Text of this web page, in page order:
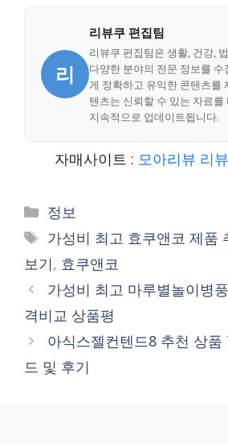
리
리뷰쿠 편집팀
리뷰쿠 편집팀은 생활, 건강,
다양한 분야의 전문 정보를 수
게 정확하고 유익한 콘텐츠를
텐츠는 신뢰할 수 있는 자료
지속적으로 업데이트됩니다.
자매사이트 : 모아리뷰 리
Categories
정보
Tags
가성비 최고 효쿠앤코 제품
보기, 효쿠앤코
가성비 최고 마루별놀이병
격비교 상품평
아식스젤컨텐드8 추천 상
드 및 후기